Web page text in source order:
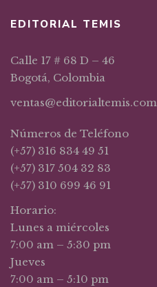
EDITORIAL TEMIS
Calle 17 # 68 D – 46
Bogotá, Colombia
ventas@editorialtemis.com
Números de Teléfono
(+57) 316 834 49 51
(+57) 317 504 32 83
(+57) 310 699 46 91
Horario:
Lunes a miércoles
7:00 am – 5:30 pm
Jueves
7:00 am – 5:10 pm